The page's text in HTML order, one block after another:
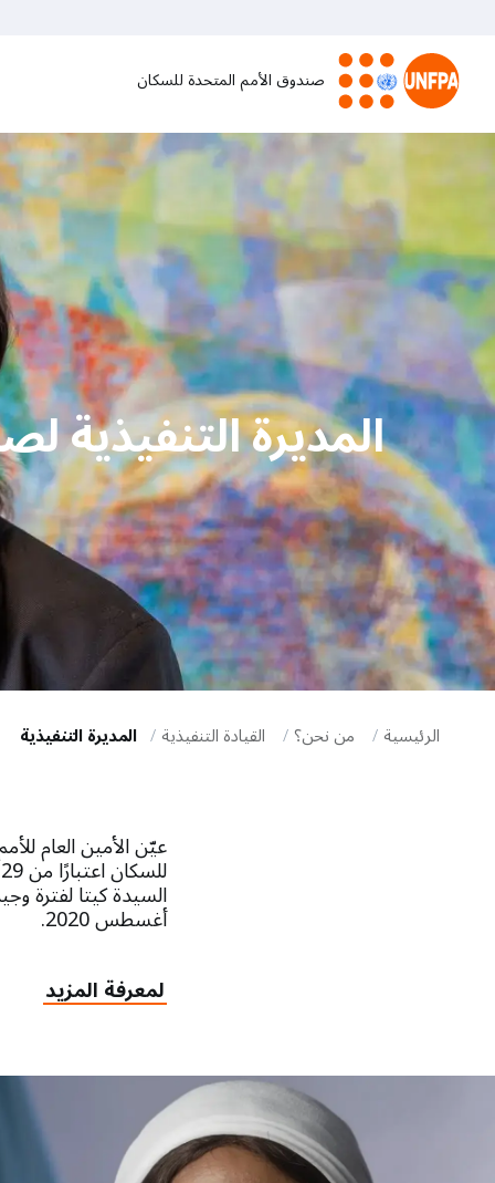
المحتوى
الرئيسي صندوق الأمم المتحدة للسكان
M
a
i
n
n
a
v
i
g
a
t
المديرة التنفيذية
الرئيسية من نحن؟ القيادة التنفيذية المديرة التنفيذية
عيّن الأمين العام
السيدة كيتا لفترة
أغسطس 2020.
لمعرفة المزيد